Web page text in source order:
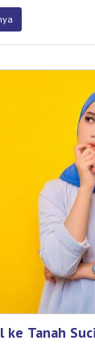
ke Tanah